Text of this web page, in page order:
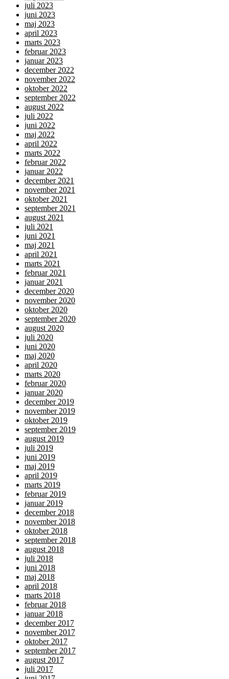
juli 2023
juni 2023
maj 2023
april 2023
marts 2023
februar 2023
januar 2023
december 2022
november 2022
oktober 2022
september 2022
august 2022
juli 2022
juni 2022
maj 2022
april 2022
marts 2022
februar 2022
januar 2022
december 2021
november 2021
oktober 2021
september 2021
august 2021
juli 2021
juni 2021
maj 2021
april 2021
marts 2021
februar 2021
januar 2021
december 2020
november 2020
oktober 2020
september 2020
august 2020
juli 2020
juni 2020
maj 2020
april 2020
marts 2020
februar 2020
januar 2020
december 2019
november 2019
oktober 2019
september 2019
august 2019
juli 2019
juni 2019
maj 2019
april 2019
marts 2019
februar 2019
januar 2019
december 2018
november 2018
oktober 2018
september 2018
august 2018
juli 2018
juni 2018
maj 2018
april 2018
marts 2018
februar 2018
januar 2018
december 2017
november 2017
oktober 2017
september 2017
august 2017
juli 2017